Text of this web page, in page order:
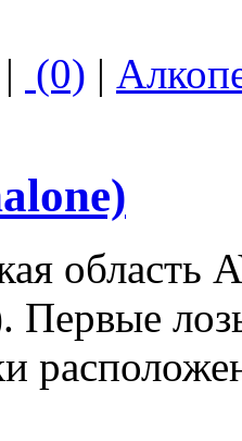
(0) |
область
Первые